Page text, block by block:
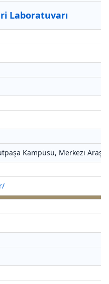
Laboratuvarı
Kampüsü, Merkezi